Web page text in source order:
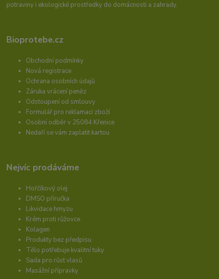
potraviny i ekologické prostředky do domácnosti a zahrady.
Bioprotebe.cz
Obchodní podmínky
Nová registrace
Ochrana osobních údajů
Záruka vrácení peněz
Odstoupení od smlouvy
Formulář pro reklamaci zboží
Osobní odběr v 25084 Křenice
Nedaří se vám zaplatit kartou
Nejvíc prodáváme
Hořčíkový olej
DMSO příručka
Likvidace hmyzu
Krém proti růžovce
Kolagen
Produkty bez předpisu
Tělo potřebuje kvalitní tuky
Sada pro růst vlasů
Masážní přípravky